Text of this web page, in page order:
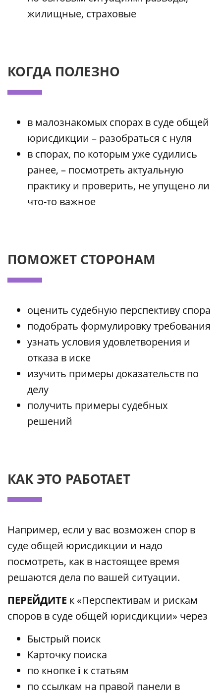
жилищные, страховые
КОГДА ПОЛЕЗНО
в малознакомых спорах в суде общей
юрисдикции – разобраться с нуля
в спорах, по которым уже судились
ранее, – посмотреть актуальную
практику и проверить, не упущено ли
что-то важное
ПОМОЖЕТ СТОРОНАМ
оценить судебную перспективу спора
подобрать формулировку требования
узнать условия удовлетворения и
отказа в иске
изучить примеры доказательств по
делу
получить примеры судебных
решений
КАК ЭТО РАБОТАЕТ
Например, если у вас возможен спор в
суде общей юрисдикции и надо
посмотреть, как в настоящее время
решаются дела по вашей ситуации.
ПЕРЕЙДИТЕ к «Перспективам и рискам
споров в суде общей юрисдикции» через
Быстрый поиск
Карточку поиска
по кнопке i к статьям
по ссылкам на правой панели в